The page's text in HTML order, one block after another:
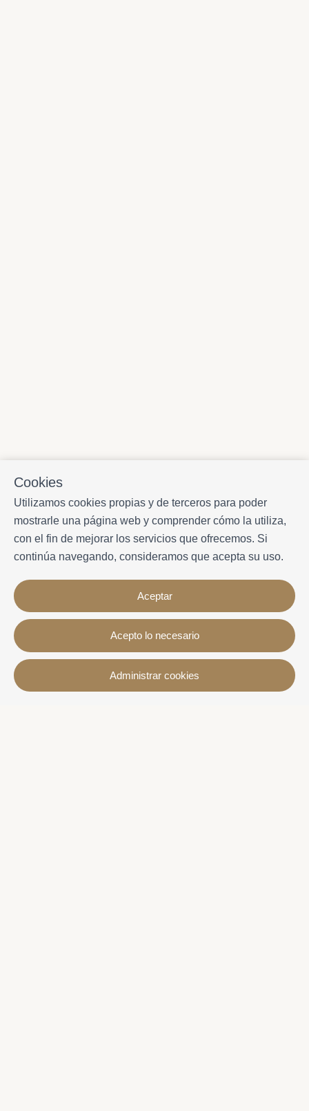
Cookies
Utilizamos cookies propias y de terceros para poder
mostrarle una página web y comprender cómo la utiliza,
con el fin de mejorar los servicios que ofrecemos. Si
continúa navegando, consideramos que acepta su uso.
Aceptar
Acepto lo necesario
Administrar cookies
Contacto
Avda. Sant Joan de Déu, 57 43820 - Calafell platja